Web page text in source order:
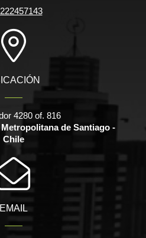
4280 of. 816
de Santiago -
Chile
EMAIL